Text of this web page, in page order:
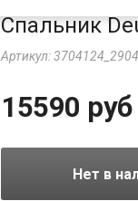
Спальник
Артикул:3704124_2904
15590 руб
Нет в